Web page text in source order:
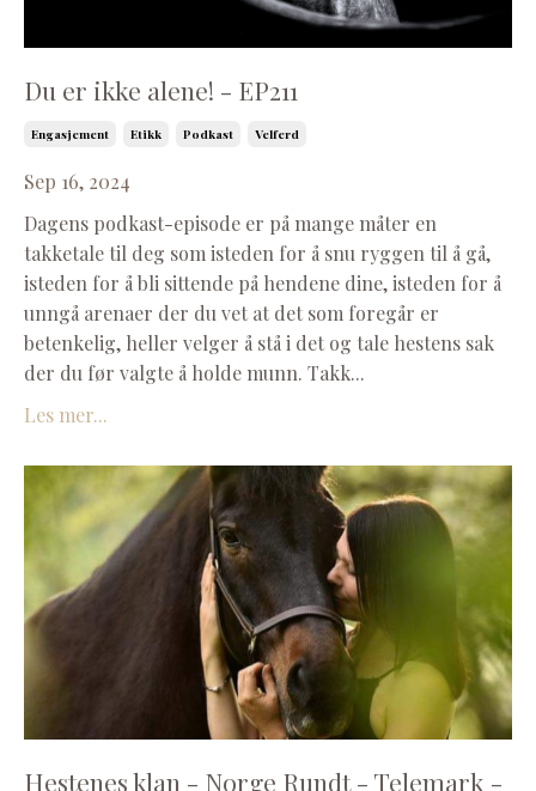
Du er ikke alene! - EP211
Engasjement Etikk Podkast Velferd
Sep 16, 2024
Dagens podkast-episode er på mange måter en
takketale til deg som isteden for å snu ryggen til å gå,
isteden for å bli sittende på hendene dine, isteden for å
unngå arenaer der du vet at det som foregår er
betenkelig, heller velger å stå i det og tale hestens sak
der du før valgte å holde munn. Takk...
Les mer...
Hestenes klan - Norge Rundt - Telemark -